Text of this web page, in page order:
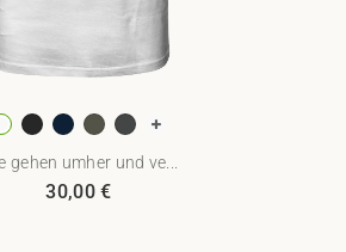
gehen umher und ve...
30,00€